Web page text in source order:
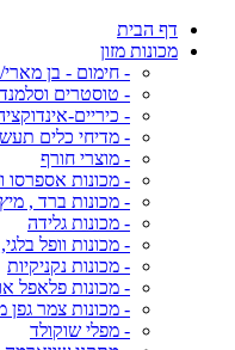
דף הבית
מכונות מזון
- חימום - בן
- טוסטרים
- כיריים-
- מדיחי כלים
- מוצרי חורף
- מכונות אספרסו
- מכונות ברד ,
- מכונות גלידה
- מכונות וופל
- מכונות נקניקיות
- מכונות פלאפל
- מכונות צמר גפן
- מפלי שוקולד